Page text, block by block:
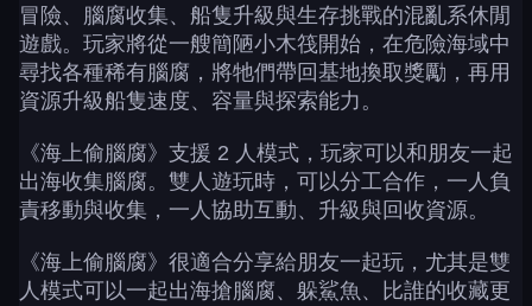
冒險、腦腐收集、船隻升級與生存挑戰的混亂系休閒
遊戲。玩家將從一艘簡陋小木筏開始，在危險海域中
尋找各種稀有腦腐，將牠們帶回基地換取獎勵，再用
資源升級船隻速度、容量與探索能力。
《海上偷腦腐》支援 2 人模式，玩家可以和朋友一起
出海收集腦腐。雙人遊玩時，可以分工合作，一人負
責移動與收集，一人協助互動、升級與回收資源。
《海上偷腦腐》很適合分享給朋友一起玩，尤其是雙
人模式可以一起出海搶腦腐、躲鯊魚、比誰的收藏更